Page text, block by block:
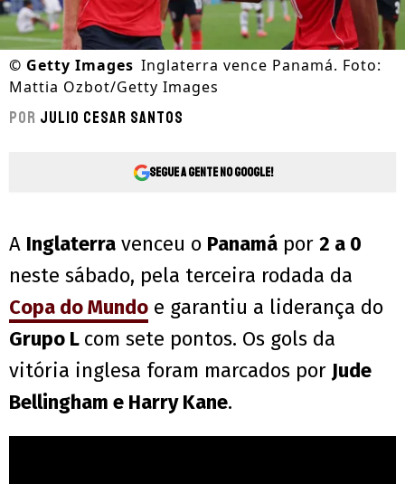
© Getty Images Inglaterra vence Panamá. Foto:
Mattia Ozbot/Getty Images
Por Julio Cesar Santos
Segue a gente no Google!
A Inglaterra venceu o Panamá por 2 a 0
neste sábado, pela terceira rodada da
Copa do Mundo e garantiu a liderança do
Grupo L com sete pontos. Os gols da
vitória inglesa foram marcados por Jude
Bellingham e Harry Kane.